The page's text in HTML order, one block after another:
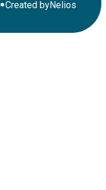
•Created byNelios